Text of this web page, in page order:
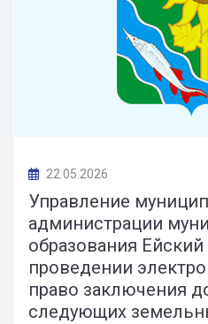
22.05.2026
Управление
администрации
образования
проведении
право заключения
следующих